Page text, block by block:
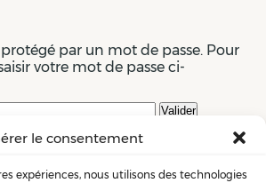
le consentement
expériences, nous utilisons des technologies
par un mot de passe. Pour
votre mot de passe ci-